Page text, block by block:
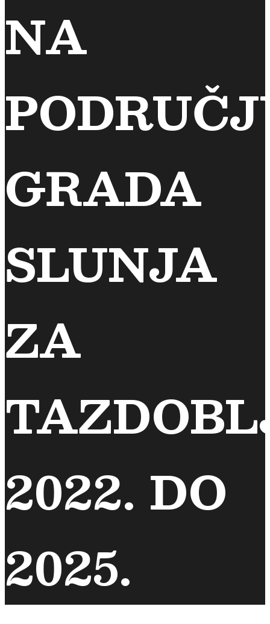
NA
GRADA
SLUNJA
ZA
2022. DO
2025.